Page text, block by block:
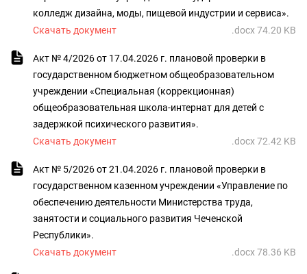
колледж дизайна, моды, пищевой индустрии и сервиса».
Скачать документ
.docx 74.20 KB
Акт № 4/2026 от 17.04.2026 г. плановой проверки в
государственном бюджетном общеобразовательном
учреждении «Специальная (коррекционная)
общеобразовательная школа-интернат для детей с
задержкой психического развития».
Скачать документ
.docx 72.42 KB
Акт № 5/2026 от 21.04.2026 г. плановой проверки в
государственном казенном учреждении «Управление по
обеспечению деятельности Министерства труда,
занятости и социального развития Чеченской
Республики».
Скачать документ
.docx 78.36 KB